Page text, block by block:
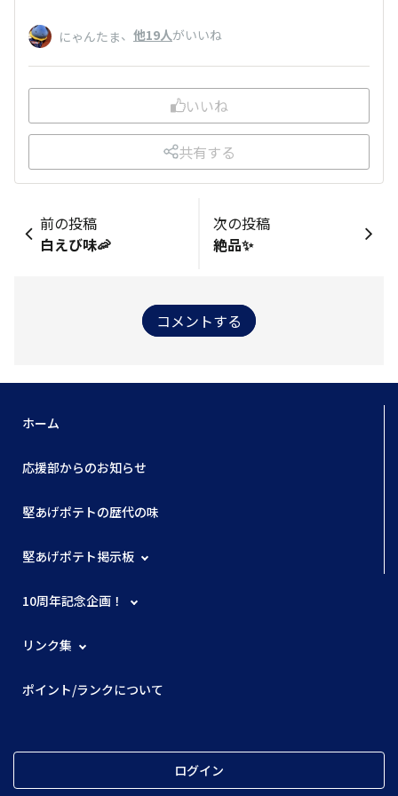
にゃんたま、 他19人がいいね
いいね
共有する
前の投稿
白えび味🦐
次の投稿
絶品✨
コメントする
ホーム
応援部からのお知らせ
堅あげポテトの歴代の味
堅あげポテト掲示板
10周年記念企画！
リンク集
ポイント/ランクについて
ログイン